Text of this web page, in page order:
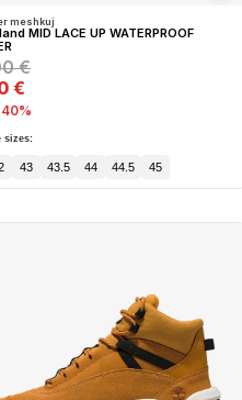
meshkuj
MID LACE UP WATERPROOF
€
€
sizes:
43 43.5 44 44.5 45